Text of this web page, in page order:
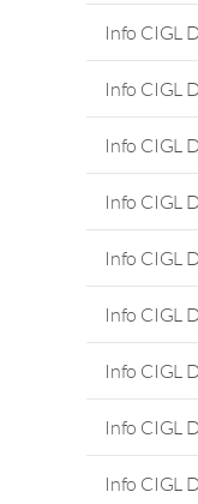
Info CIGL
Info CIGL
Info CIGL
Info CIGL
Info CIGL
Info CIGL
Info CIGL
Info CIGL
Info CIGL